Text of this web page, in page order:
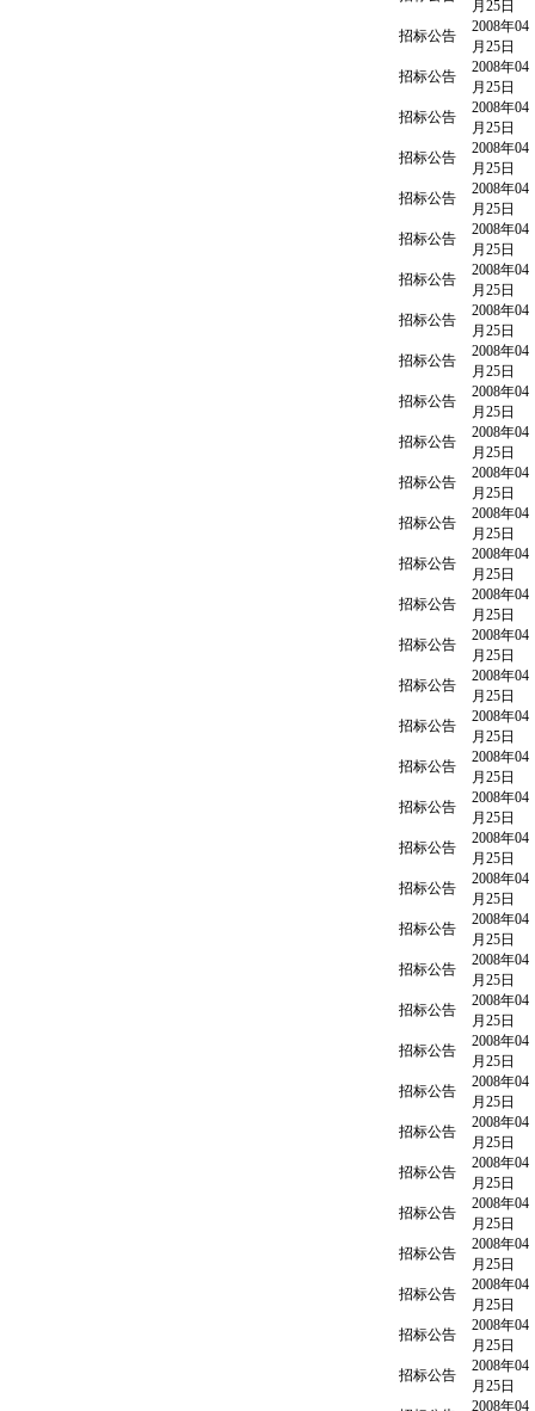
月25日
招标公告
2008年04
月25日
招标公告
2008年04
月25日
招标公告
2008年04
月25日
招标公告
2008年04
月25日
招标公告
2008年04
月25日
招标公告
2008年04
月25日
招标公告
2008年04
月25日
招标公告
2008年04
月25日
招标公告
2008年04
月25日
招标公告
2008年04
月25日
招标公告
2008年04
月25日
招标公告
2008年04
月25日
招标公告
2008年04
月25日
招标公告
2008年04
月25日
招标公告
2008年04
月25日
招标公告
2008年04
月25日
招标公告
2008年04
月25日
招标公告
2008年04
月25日
招标公告
2008年04
月25日
招标公告
2008年04
月25日
招标公告
2008年04
月25日
招标公告
2008年04
月25日
招标公告
2008年04
月25日
招标公告
2008年04
月25日
招标公告
2008年04
月25日
招标公告
2008年04
月25日
招标公告
2008年04
月25日
招标公告
2008年04
月25日
招标公告
2008年04
月25日
招标公告
2008年04
月25日
招标公告
2008年04
月25日
招标公告
2008年04
月25日
招标公告
2008年04
月25日
招标公告
2008年04
月25日
2008年04